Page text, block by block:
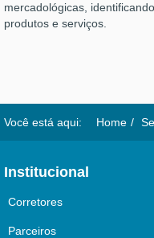
mercadológicas,
produtos e serviços.
Você está aqui: Home
Institucional
Corretores
Parceiros